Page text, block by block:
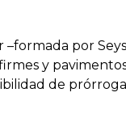
–formada por
y
de